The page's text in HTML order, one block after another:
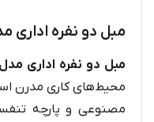
مبل دو نفره اداری
مبل دو نفره اداری
محیط‌های کاری مدرن
مصنوعی و پارچه